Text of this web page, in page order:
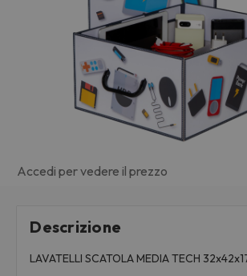
Accedi per vedere il prezzo
Descrizione
LAVATELLI SCATOLA MEDIA TECH